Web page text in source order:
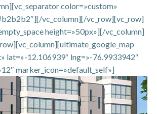
color=»custom»
vc_column][/vc_row][vc_row]
height=»50px»][/vc_column]
lat=»-12.106939″ lng=»-76.9933942″
marker_icon=»default_self»]